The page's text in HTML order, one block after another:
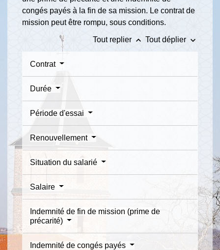
congés payés à la fin de sa mission. Le contrat de
mission peut être rompu, sous conditions.
Tout replier keyboard_arrow_up Tout déplier keyboard_arrow_down
Contrat
Durée
Période d'essai
Renouvellement
Situation du salarié
Salaire
Indemnité de fin de mission (prime de
précarité)
Indemnité de congés payés